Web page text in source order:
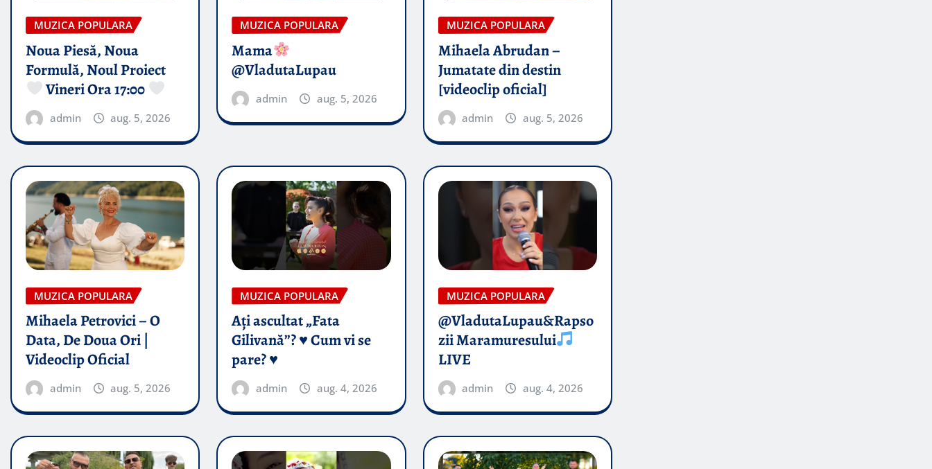
MUZICA POPULARA
Noua Piesă, Noua
Formulă, Noul Proiect
Vineri Ora 17:00
admin aug. 5, 2026
MUZICA POPULARA
Mama
@VladutaLupau
admin aug. 5, 2026
MUZICA POPULARA
Mihaela Abrudan –
Jumatate din destin
[videoclip oficial]
admin aug. 5, 2026
MUZICA POPULARA
Mihaela Petrovici – O
Data, De Doua Ori |
Videoclip Oficial
admin aug. 5, 2026
MUZICA POPULARA
Ați ascultat „Fata
Gilivană”? ♥️ Cum vi se
pare? ♥️
admin aug. 4, 2026
MUZICA POPULARA
@VladutaLupau&Rapso
zii Maramuresului
LIVE
admin aug. 4, 2026